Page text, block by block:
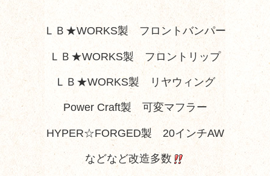
ＬＢ★WORKS製 フロントバンパー
ＬＢ★WORKS製 フロントリップ
ＬＢ★WORKS製 リヤウィング
Power Craft製 可変マフラー
HYPER☆FORGED製 20インチAW
などなど改造多数